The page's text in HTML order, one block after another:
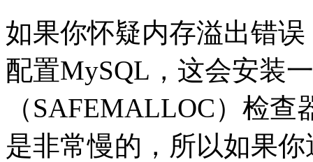
如果你怀疑内存溢出错
配置MySQL，这会安装
（SAFEMALLOC）检
是非常慢的，所以如果